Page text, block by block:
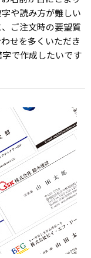
や読み方が難しい
ご注文時の要望質
せを多くいただき
で作成したいです